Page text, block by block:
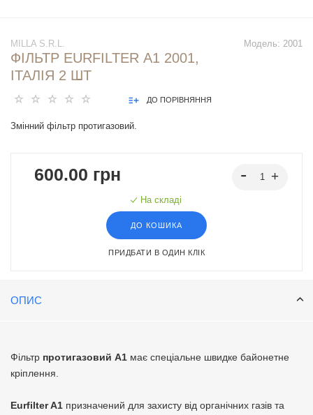
Модель: 2001
MILLA S.R.L.
ФІЛЬТР EURFILTER А1 2001,
ІТАЛІЯ 2 ШТ
ДО ПОРІВНЯННЯ
Змінний фільтр протигазовий.
600.00 грн
На складі
ДО КОШИКА
ПРИДБАТИ В ОДИН КЛІК
ОПИС
Фільтр протигазовий А1 має спеціальне швидке байонетне
кріплення.
Eurfilter A1 призначений для захисту від органічних газів та